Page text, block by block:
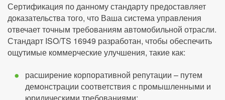
Сертификация по данному стандарту предоставляет
доказательства того, что Ваша система управления
отвечает точным требованиям автомобильной отрасли.
Стандарт ISO/TS 16949 разработан, чтобы обеспечить
ощутимые коммерческие улучшения, такие как:
расширение корпоративной репутации – путем
демонстрации соответствия с промышленными и